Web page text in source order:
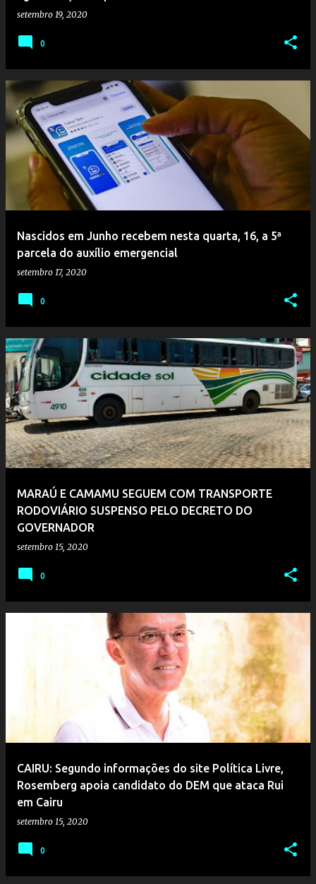
setembro 19, 2020
0
Nascidos em Junho recebem nesta quarta, 16, a 5ª
parcela do auxílio emergencial
setembro 17, 2020
0
MARAÚ E CAMAMU SEGUEM COM TRANSPORTE
RODOVIÁRIO SUSPENSO PELO DECRETO DO
GOVERNADOR
setembro 15, 2020
0
CAIRU: Segundo informações do site Política Livre,
Rosemberg apoia candidato do DEM que ataca Rui
em Cairu
setembro 15, 2020
0